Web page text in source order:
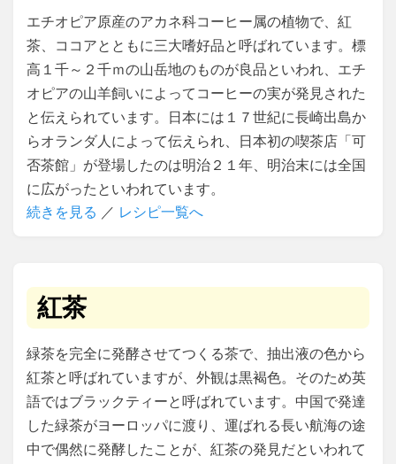
エチオピア原産のアカネ科コーヒー属の植物で、紅
茶、ココアとともに三大嗜好品と呼ばれています。標
高１千～２千ｍの山岳地のものが良品といわれ、エチ
オピアの山羊飼いによってコーヒーの実が発見された
と伝えられています。日本には１７世紀に長崎出島か
らオランダ人によって伝えられ、日本初の喫茶店「可
否茶館」が登場したのは明治２１年、明治末には全国
に広がったといわれています。
続きを見る ／ レシピ一覧へ
紅茶
緑茶を完全に発酵させてつくる茶で、抽出液の色から
紅茶と呼ばれていますが、外観は黒褐色。そのため英
語ではブラックティーと呼ばれています。中国で発達
した緑茶がヨーロッパに渡り、運ばれる長い航海の途
中で偶然に発酵したことが、紅茶の発見だといわれて